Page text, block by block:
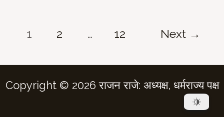
‘compromised’
Prime
Post1 2 … 12 Next →
Copyright © 2026 राजन राजे: अध्यक्ष, धर्मराज्य पक्ष